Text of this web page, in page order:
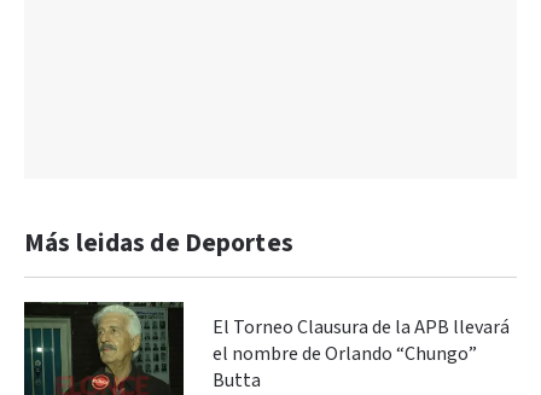
Más leidas de Deportes
El Torneo Clausura de la APB llevará
el nombre de Orlando “Chungo”
Butta